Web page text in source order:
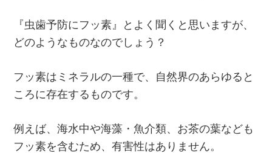
『虫歯予防にフッ素』とよく聞くと思いますが、
どのようなものなのでしょう？
フッ素はミネラルの一種で、自然界のあらゆると
ころに存在するものです。
例えば、海水中や海藻・魚介類、お茶の葉なども
フッ素を含むため、有害性はありません。